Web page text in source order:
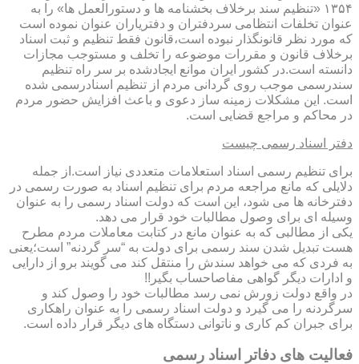
۱۳۵۴ «تنظیم سند برخلاف بخشنامه ها و دستورالعمل ها» را به
عنوان تخلفات انتظامی سردفتران و دفتریاران عنوان نموده است
که مورد نظر قانونگذار نبوده است،قانون فقط تنظیم و ثبت اسناد
برخلاف قانون و مقررات موضوعه را تخلف و مستوجب مجازات
دانسته است.در کشور ایران موانع ایجادشده بر سر راه تنظیم
سندرسمی موجب روی گردانی مردم از تنظیم اسنادرسمی شده
است. این مشکلات زمینه ساز دعوی و باعث افزایش حضور مردم
در محاکم و مراجع قضایی است.
دفتر اسناد رسمی چیست
برای تنظیم رسمی اسناد استعلامات متعددی نیاز است.از جمله
دلایلی که مانع مراجعه مردم برای تنظیم اسناد به صورت رسمی در
دفترخانه ها می شود، این است که دولت اسناد رسمی را به عنوان
وسیله ای برای وصول مطالبات خود قرار می دهد.
یکی از مطالبی که به عنوان مانع در کتابت معاملات مردم مطرح
هست تبدیل شدن سند رسمی برای دولت به “سر گردنه” است؛یعنی
به فردی که می خواهد سندش را منتقل کند می گویند برو از دارایی
و ادارات دیگر گواهی مفاصاحساب بگیر!!
در واقع دولت زورش نمی رسد مطالبات خود را وصول کند و
سرگردنه را می گیرد و دولت اسناد رسمی را به عنوان راهکاری
برای جبران کم کاری و ناتوانی دستگاه های دیگر قرار داده است.
فعالیت های دفاتر اسناد رسمی